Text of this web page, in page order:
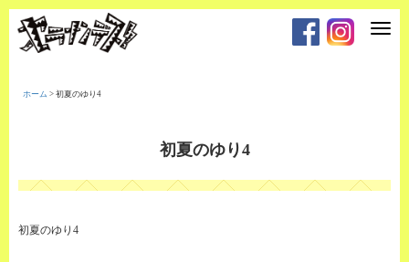
T
t
i
ホーム > 初夏のゆり4
初夏のゆり4
初夏のゆり4